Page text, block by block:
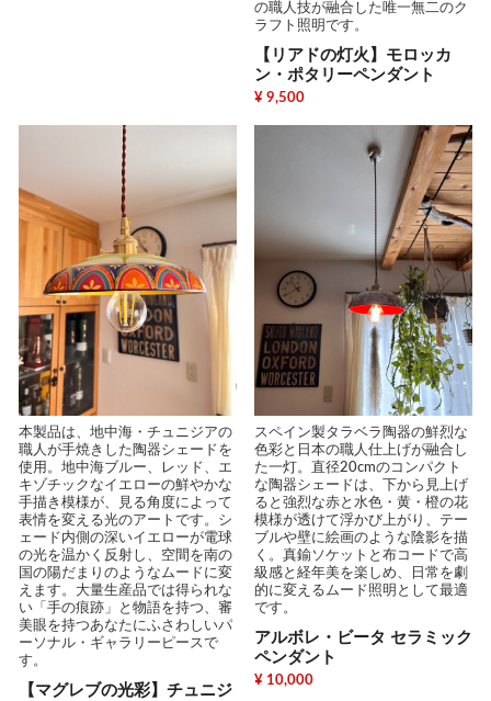
の職人技が融合した唯一無二のク
ラフト照明です。
【リアドの灯火】モロッカ
ン・ポタリーペンダント
¥ 9,500
本製品は、地中海・チュニジアの
職人が手焼きした陶器シェードを
使用。地中海ブルー、レッド、エ
キゾチックなイエローの鮮やかな
手描き模様が、見る角度によって
表情を変える光のアートです。シ
ェード内側の深いイエローが電球
の光を温かく反射し、空間を南の
国の陽だまりのようなムードに変
えます。大量生産品では得られな
い「手の痕跡」と物語を持つ、審
美眼を持つあなたにふさわしいパ
ーソナル・ギャラリーピースで
す。
【マグレブの光彩】チュニジ
スペイン製タラベラ陶器の鮮烈な
色彩と日本の職人仕上げが融合し
た一灯。直径20cmのコンパクト
な陶器シェードは、下から見上げ
ると強烈な赤と水色・黄・橙の花
模様が透けて浮かび上がり、テー
ブルや壁に絵画のような陰影を描
く。真鍮ソケットと布コードで高
級感と経年美を楽しめ、日常を劇
的に変えるムード照明として最適
です。
アルボレ・ビータ セラミック
ペンダント
¥ 10,000